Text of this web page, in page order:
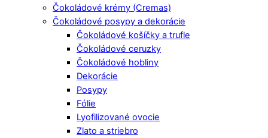
Čokoládové krémy (Cremas)
Čokoládové posypy a dekorácie
Čokoládové košíčky a trufle
Čokoládové ceruzky
Čokoládové hobliny
Dekorácie
Posypy
Fólie
Lyofilizované ovocie
Zlato a striebro